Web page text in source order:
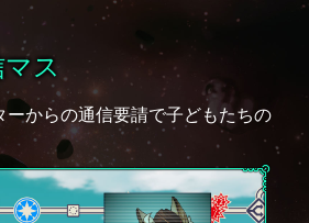
ス
ーからの通信要請で子どもたちの